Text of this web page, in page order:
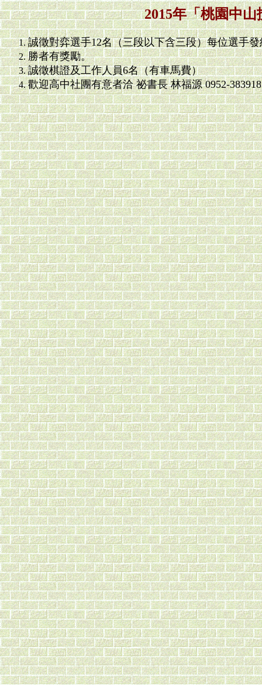
2015年「桃園中
誠徵對弈選手12名（三段以下含三段）每位選手
勝者有獎勵。
誠徵棋證及工作人員6名（有車馬費）
歡迎高中社團有意者洽 祕書長 林福源 0952-383918